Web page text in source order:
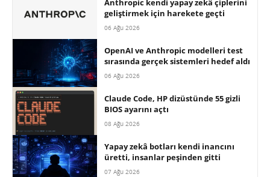
Anthropic kendi yapay zekâ çiplerini
geliştirmek için harekete geçti
06 Ağu 2026
OpenAI ve Anthropic modelleri test
sırasında gerçek sistemleri hedef aldı
06 Ağu 2026
Claude Code, HP dizüstünde 55 gizli
BIOS ayarını açtı
08 Ağu 2026
Yapay zekâ botları kendi inancını
üretti, insanlar peşinden gitti
07 Ağu 2026